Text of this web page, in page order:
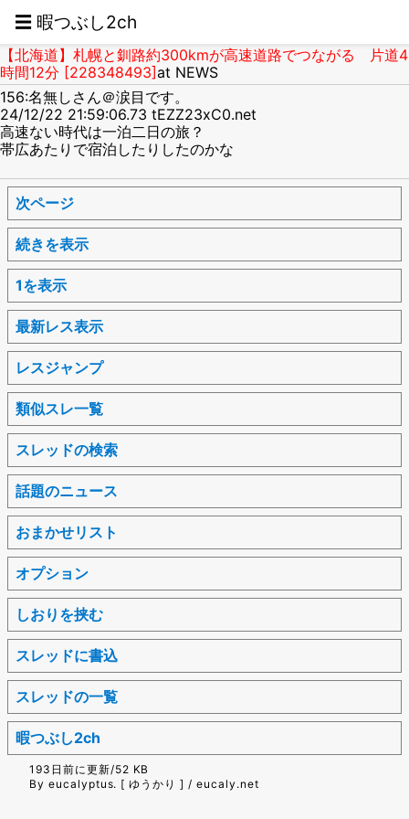
☰ 暇つぶし2ch
【北海道】札幌と釧路約300kmが高速道路でつながる 片道4
時間12分 [228348493]at NEWS
156:名無しさん＠涙目です。
24/12/22 21:59:06.73 tEZZ23xC0.net
高速ない時代は一泊二日の旅？
帯広あたりで宿泊したりしたのかな
次ページ
続きを表示
1を表示
最新レス表示
レスジャンプ
類似スレ一覧
スレッドの検索
話題のニュース
おまかせリスト
オプション
しおりを挟む
スレッドに書込
スレッドの一覧
暇つぶし2ch
193日前に更新/52 KB
By eucalyptus. [ ゆうかり ] / eucaly.net